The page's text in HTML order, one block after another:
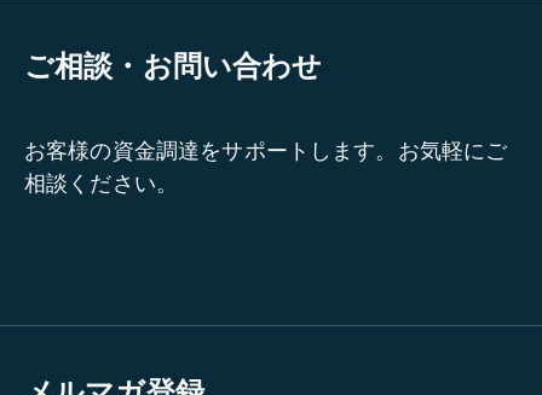
ご相談・お問い合わせ
お客様の資金調達をサポートします。お気軽にご
相談ください。